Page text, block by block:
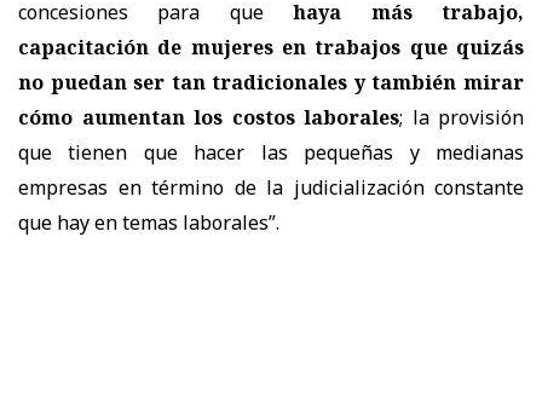
concesiones para quehaya más trabajo,
capacitación de mujeres en trabajos que quizás
no puedan ser tan tradicionales y también mirar
cómo aumentan los costos laborales; la provisión
que tienen que hacer las pequeñas y medianas
empresas en término de la judicialización constante
que hay en temas laborales”.